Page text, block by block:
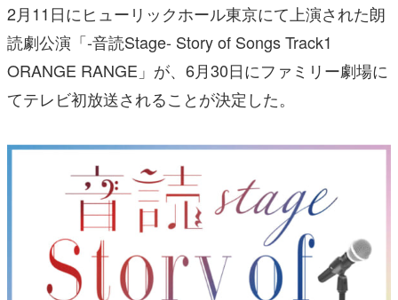
アプリレビュー
その他
電ファミニコゲーマーとは？
2月11日にヒューリックホール東京にて上演された朗
読劇公演「‐音読Stage‐ Story of Songs Track1
ORANGE RANGE」が、6月30日にファミリー劇場に
てテレビ初放送されることが決定した。